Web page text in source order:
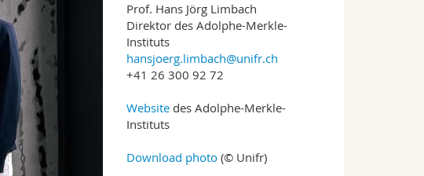
Prof. Hans Jörg Limbach
Direktor des Adolphe-Merkle-
Instituts
hansjoerg.limbach@unifr.ch
+41 26 300 92 72
Websitedes Adolphe-Merkle-
Instituts
Download photo(© Unifr)